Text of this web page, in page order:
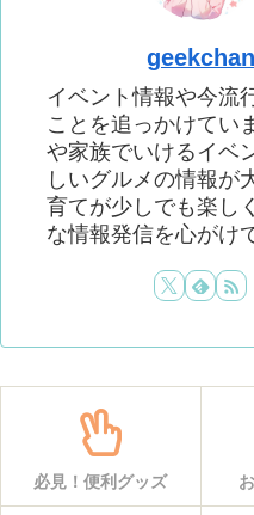
geekchan
イベント情報や今流
ことを追っかけてい
や家族でいけるイベ
しいグルメの情報が
育てが少しでも楽し
な情報発信を心がけ
必見！便利グッズ